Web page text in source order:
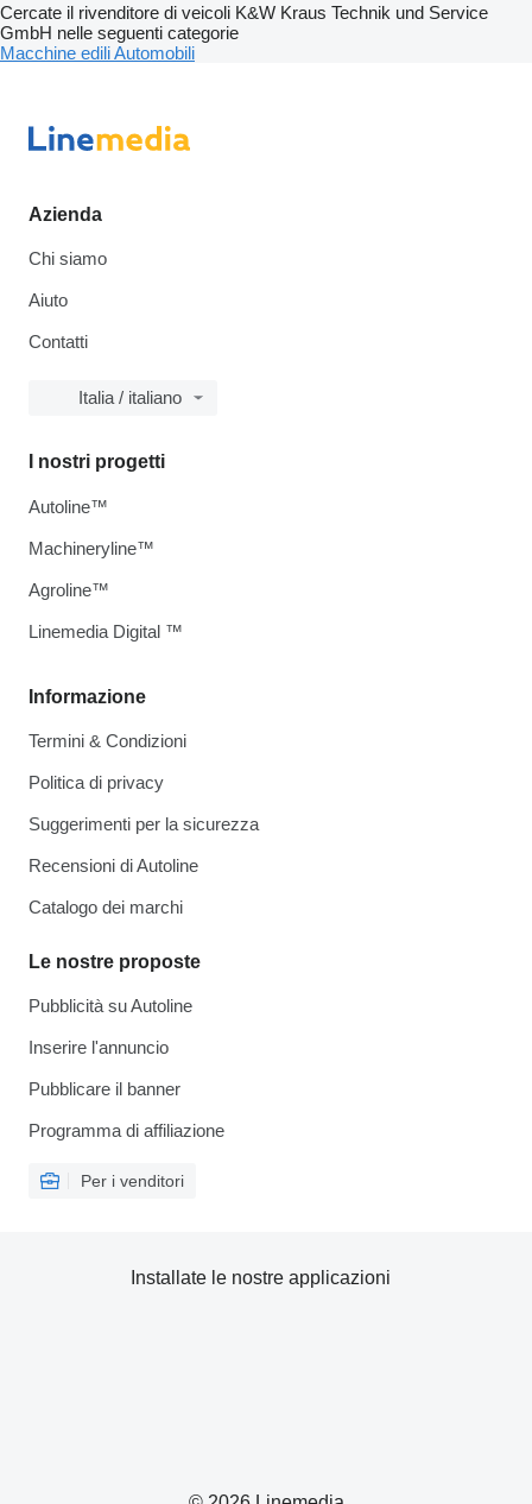
Cercate il rivenditore di veicoli K&W Kraus Technik und Service
GmbH nelle seguenti categorie
Macchine ediliAutomobili
Azienda
Chi siamo
Aiuto
Contatti
Italia / italiano
Informazione
Termini & Condizioni
Politica di privacy
Suggerimenti per la sicurezza
Recensioni di Autoline
Catalogo dei marchi
Le nostre proposte
Pubblicità su Autoline
Inserire l'annuncio
Pubblicare il banner
Programma di affiliazione
Per i venditori
I nostri progetti
Autoline™
Machineryline™
Agroline™
Linemedia Digital ™
Installate le nostre applicazioni